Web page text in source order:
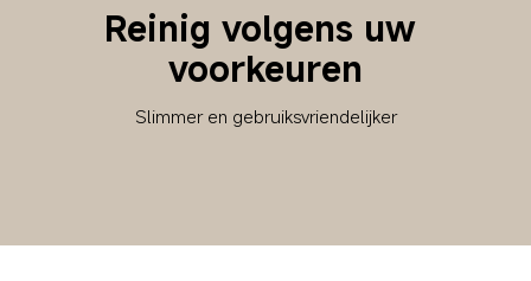
Reinig volgens uw
voorkeuren
Slimmer en gebruiksvriendelijker